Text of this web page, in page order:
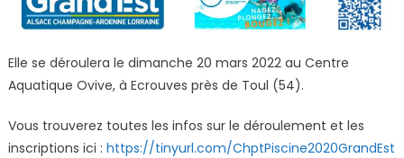
Elle se déroulera le dimanche 20 mars 2022 au Centre
Aquatique Ovive, à Ecrouves près de Toul (54).
Vous trouverez toutes les infos sur le déroulement et les
inscriptions ici : https://tinyurl.com/ChptPiscine2020GrandEst